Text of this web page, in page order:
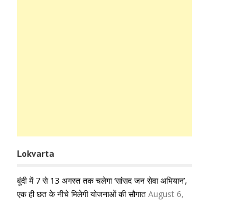
Lokvarta
बूंदी में 7 से 13 अगस्त तक चलेगा ‘सांसद जन सेवा अभियान’,
एक ही छत के नीचे मिलेगी योजनाओं की सौगात August 6,